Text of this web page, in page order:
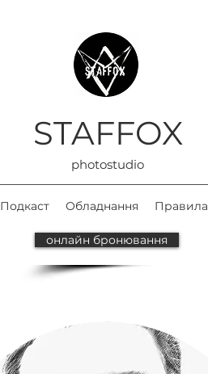
STAFFOX
photostudio
Подкаст Обладнання Правила
онлайн бронювання